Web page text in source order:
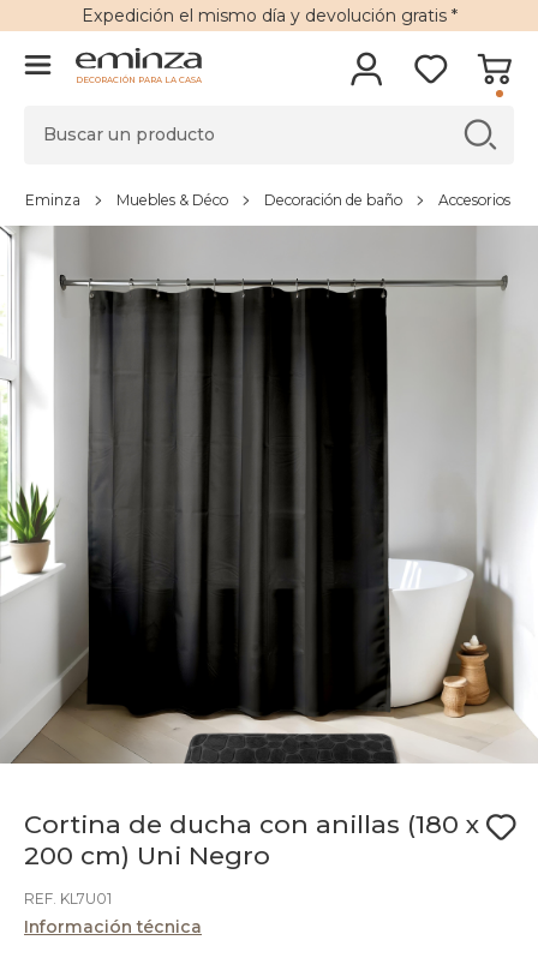
Expedición el mismo día y devolución gratis*
DECORACIÓN PARA LA CASA
Eminza Muebles & Déco Decoración de baño Accesorios de
Cortina de ducha con anillas (180 x
200 cm) Uni Negro
REF. KL7U01
Información técnica